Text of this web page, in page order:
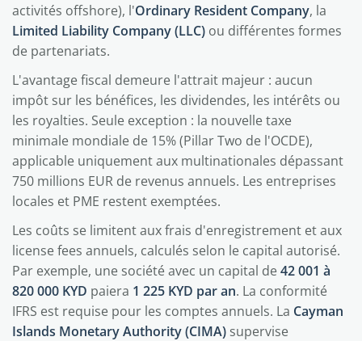
activités offshore), l'Ordinary Resident Company, la
Limited Liability Company (LLC) ou différentes formes
de partenariats.
L'avantage fiscal demeure l'attrait majeur : aucun
impôt sur les bénéfices, les dividendes, les intérêts ou
les royalties. Seule exception : la nouvelle taxe
minimale mondiale de 15% (Pillar Two de l'OCDE),
applicable uniquement aux multinationales dépassant
750 millions EUR de revenus annuels. Les entreprises
locales et PME restent exemptées.
Les coûts se limitent aux frais d'enregistrement et aux
license fees annuels, calculés selon le capital autorisé.
Par exemple, une société avec un capital de42 001 à
820 000 KYD paiera 1 225 KYD par an. La conformité
IFRS est requise pour les comptes annuels. La Cayman
Islands Monetary Authority (CIMA) supervise